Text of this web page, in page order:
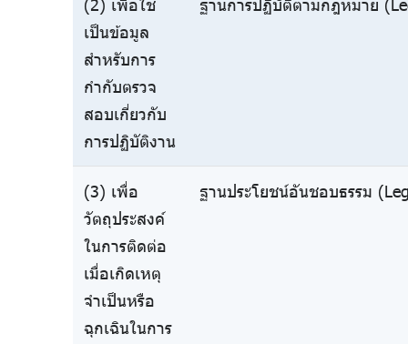
(2) เพื่อใช้
เป็นข้อมูล
สำหรับการ
กำกับตรวจ
สอบเกี่ยวกับ
การปฏิบัติงาน
ฐานการปฏิบัติตามกฎหมาย
(3) เพื่อ
วัตถุประสงค์
ในการติดต่อ
เมื่อเกิดเหตุ
จำเป็นหรือ
ฉุกเฉินในการ
ฐานประโยชน์อันชอบธรรม